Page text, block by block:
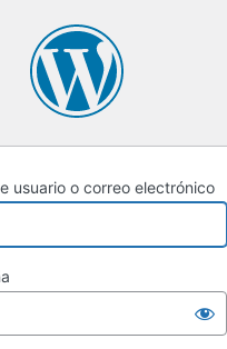
usuario o correo electrónico